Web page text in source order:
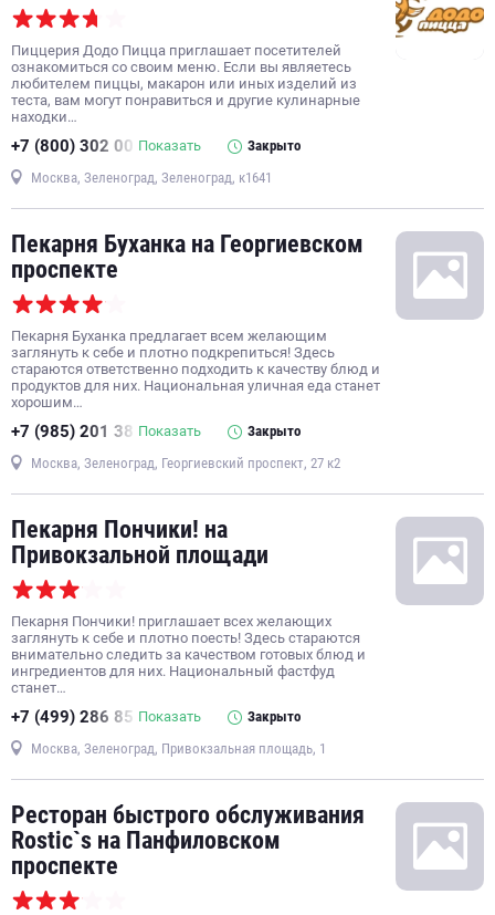
Пиццерия Додо Пицца приглашает посетителей
ознакомиться со своим меню. Если вы являетесь
любителем пиццы, макарон или иных изделий из
теста, вам могут понравиться и другие кулинарные
находки…
+7 (800) 302 00 Показать Закрыто
Москва, Зеленоград, Зеленоград, к1641
Пекарня Буханка на Георгиевском
проспекте
Пекарня Буханка предлагает всем желающим
заглянуть к себе и плотно подкрепиться! Здесь
стараются ответственно подходить к качеству блюд и
продуктов для них. Национальная уличная еда станет
хорошим…
+7 (985) 201 38 Показать Закрыто
Москва, Зеленоград, Георгиевский проспект, 27 к2
Пекарня Пончики! на
Привокзальной площади
Пекарня Пончики! приглашает всех желающих
заглянуть к себе и плотно поесть! Здесь стараются
внимательно следить за качеством готовых блюд и
ингредиентов для них. Национальный фастфуд
станет…
+7 (499) 286 85 Показать Закрыто
Москва, Зеленоград, Привокзальная площадь, 1
Ресторан быстрого обслуживания
Rostic`s на Панфиловском
проспекте